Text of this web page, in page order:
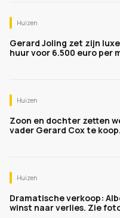
Huizen
Gerard Joling zet zijn
huur voor 6.500 euro per
Huizen
Zoon en dochter zetten
vader Gerard Cox te
Huizen
Dramatische verkoop:
winst naar verlies. Zie